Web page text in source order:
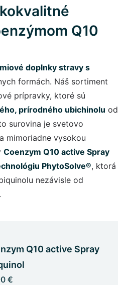
Q10
doplnky stravy s
formách. Náš sortiment
prípravky, ktoré sú
prírodného ubichinolu od
surovina je svetovo
mimoriadne vysokou
Coenzym Q10 active Spray
PhytoSolve®, ktorá
nezávisle od
Q10 active Spray
€